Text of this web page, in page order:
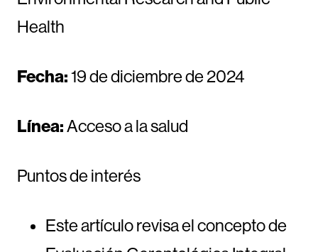
Health
Fecha:19 de diciembre de 2024
Línea:Acceso a la salud
Puntos de interés
Este artículo revisa el concepto de